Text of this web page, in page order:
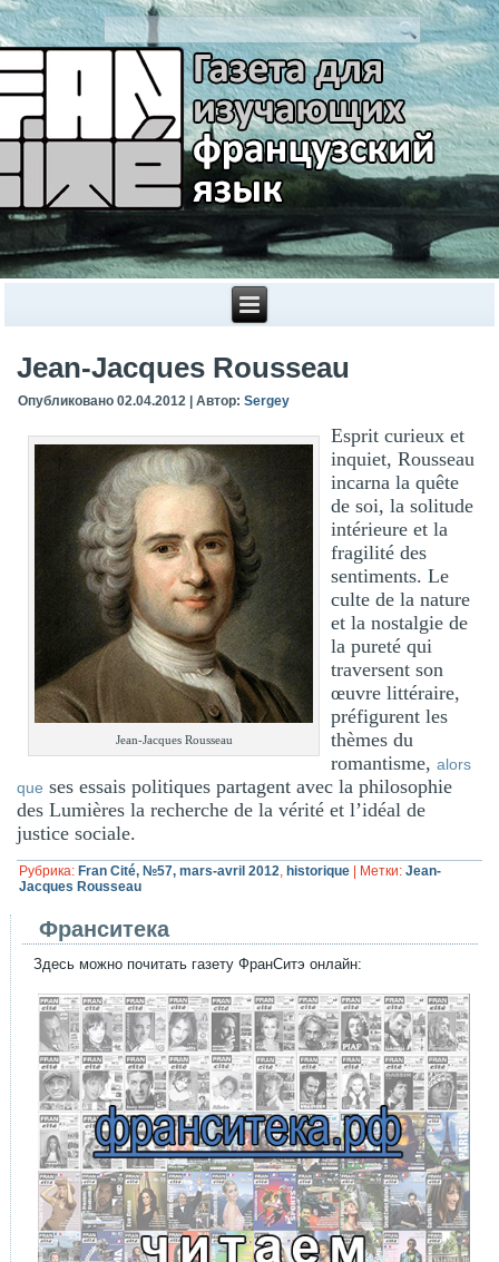
Jean-Jacques Rousseau
Опубликовано 02.04.2012 |Автор: Sergey
Jean-Jacques Rousseau
Esprit curieux et
inquiet, Rousseau
incarna la quête
de soi, la solitude
intérieure et la
fragilité des
sentiments. Le
culte de la nature
et la nostalgie de
la pureté qui
traversent son
œuvre littéraire,
préfigurent les
thèmes du
romantisme,alors
que ses essais politiques partagent avec la philosophie
des Lumières la recherche de la vérité et l’idéal de
justice sociale.
Рубрика: Fran Cité, №57, mars-avril 2012, historique Метки: Jean-
Jacques Rousseau
Франситека
Здесь можно почитать газету ФранСитэ онлайн: